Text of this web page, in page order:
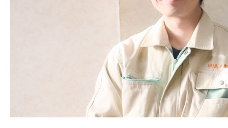
残業も減っています
生産性
自分の子どもを入社